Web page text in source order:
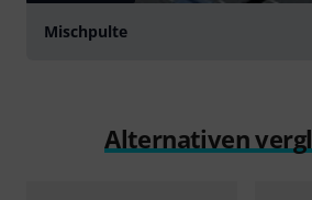
Mischpulte
Alternativen